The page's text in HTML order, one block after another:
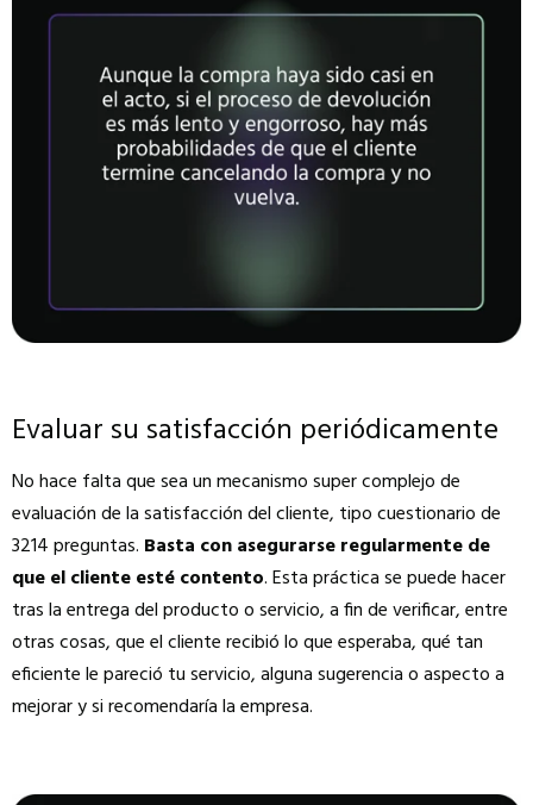
Evaluar su satisfacción periódicamente
No hace falta que sea un mecanismo super complejo de
evaluación de la satisfacción del cliente, tipo cuestionario de
3214 preguntas. Basta con asegurarse regularmente de
que el cliente esté contento. Esta práctica se puede hacer
tras la entrega del producto o servicio, a fin de verificar, entre
otras cosas, que el cliente recibió lo que esperaba, qué tan
eficiente le pareció tu servicio, alguna sugerencia o aspecto a
mejorar y si recomendaría la empresa.